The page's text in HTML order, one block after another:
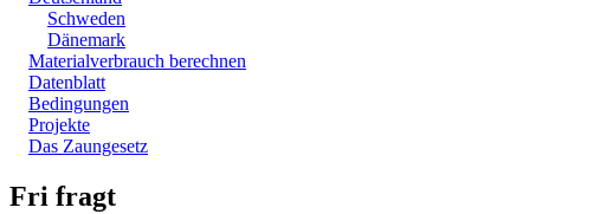
Schweden
Dänemark
Materialverbrauch berechnen
Datenblatt
Bedingungen
Projekte
Das Zaungesetz
Fri fragt